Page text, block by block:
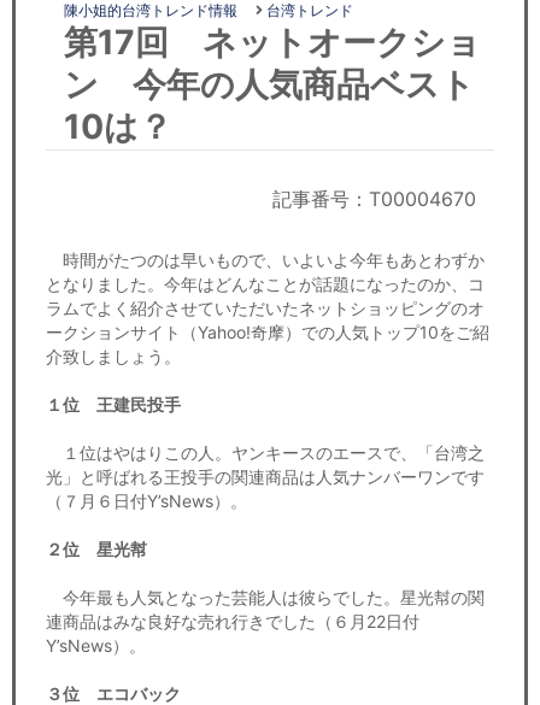
コンサルティング
リサーチ
セミナー
労務顧問
ＩＴ
飲食店情報
陳小姐的台湾トレンド情報 台湾トレンド
第17回 ネットオークショ
ン 今年の人気商品ベスト
10は？
記事番号：T00004670
時間がたつのは早いもので、いよいよ今年もあとわずか
となりました。今年はどんなことが話題になったのか、コ
ラムでよく紹介させていただいたネットショッピングのオ
ークションサイト（Yahoo!奇摩）での人気トップ10をご紹
介致しましょう。
１位 王建民投手
１位はやはりこの人。ヤンキースのエースで、「台湾之
光」と呼ばれる王投手の関連商品は人気ナンバーワンです
（７月６日付Y’sNews）。
２位 星光幇
今年最も人気となった芸能人は彼らでした。星光幇の関
連商品はみな良好な売れ行きでした（６月22日付
Y’sNews）。
３位 エコバック